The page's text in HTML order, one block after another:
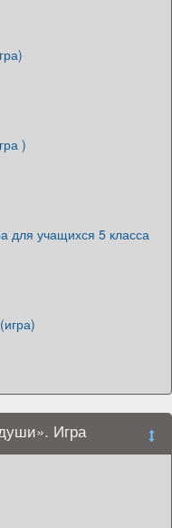
)
для учащихся 5 класса
Игра